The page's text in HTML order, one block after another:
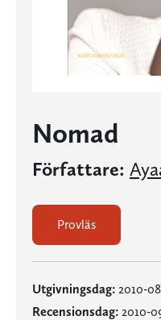
Nomad
Författare:
Provläs
Utgivningsdag: 2010-
Recensionsdag: 2010-